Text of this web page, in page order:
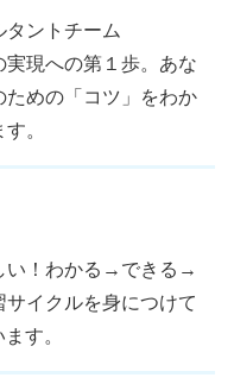
ントチーム
実現への第１歩。あな
ための「コツ」をわか
。
い！わかる→できる→
イクルを身につけて
す。